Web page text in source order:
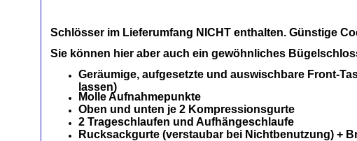
Schlösser im Lieferumfang NICHT enthalten. Günstige
Sie können hier aber auch ein gewöhnliches
Geräumige, aufgesetzte und auswischbare Front-
lassen)
Molle Aufnahmepunkte
Oben und unten je 2 Kompressionsgurte
2 Trageschlaufen und Aufhängeschlaufe
Rucksackgurte (verstaubar bei Nichtbenutzung) +